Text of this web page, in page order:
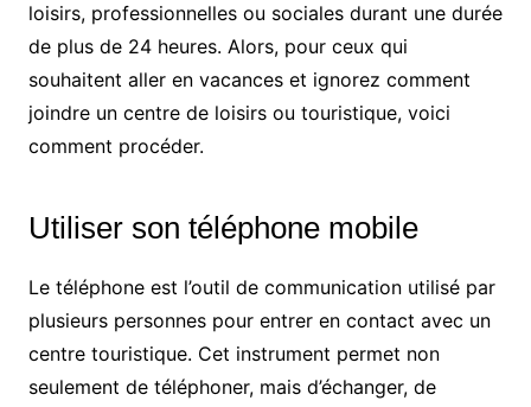
loisirs, professionnelles ou sociales durant une durée
de plus de 24 heures. Alors, pour ceux qui
souhaitent aller en vacances et ignorez comment
joindre un centre de loisirs ou touristique, voici
comment procéder.
Utiliser son téléphone mobile
Le téléphone est l’outil de communication utilisé par
plusieurs personnes pour entrer en contact avec un
centre touristique. Cet instrument permet non
seulement de téléphoner, mais d’échanger, de